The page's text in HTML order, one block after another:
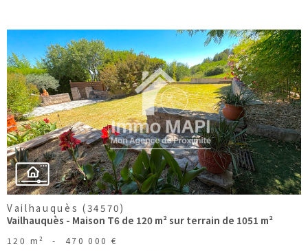
voir le
bien
Vailhauquès (34570)
Vailhauquès - Maison T6 de 120 m² sur terrain de 1051 m²
120 m² - 470 000 €